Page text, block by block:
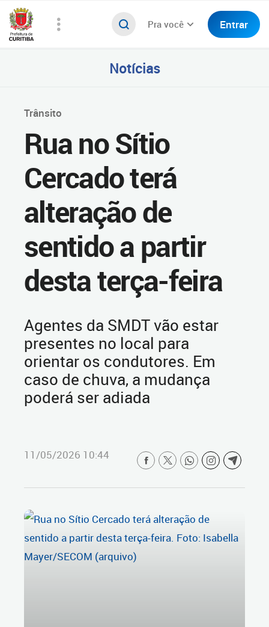
Pra você Entrar
Notícias
Trânsito
Rua no Sítio
Cercado terá
alteração de
sentido a partir
desta terça-feira
Agentes da SMDT vão estar
presentes no local para
orientar os condutores. Em
caso de chuva, a mudança
poderá ser adiada
11/05/2026 10:44